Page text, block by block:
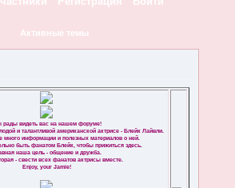
Активные темы
видеть вас на нашем форуме!
и талантливой американской актрисе - Блейк Лайвли.
много информации и полезных материалов о ней.
быть фанатом Блейк, чтобы прижиться здесь.
наша цель - общение и дружба.
- свести всех фанатов актрисы вместе.
Enjoy, your Jamie!